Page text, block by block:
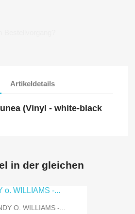
Artikeldetails
(Vinyl - white-black
in der gleichen
O. WILLIAMS -...